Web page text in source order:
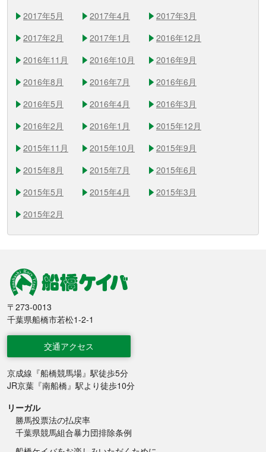
2017年5月
2017年4月
2017年3月
2017年2月
2017年1月
2016年12月
2016年11月
2016年10月
2016年9月
2016年8月
2016年7月
2016年6月
2016年5月
2016年4月
2016年3月
2016年2月
2016年1月
2015年12月
2015年11月
2015年10月
2015年9月
2015年8月
2015年7月
2015年6月
2015年5月
2015年4月
2015年3月
2015年2月
船橋競馬
〒273-0013
千葉県船橋市若松1-2-1
交通アクセス
京成線『船橋競馬場』駅徒歩5分
JR京葉『南船橋』駅より徒歩10分
リーガル
勝馬投票法の払戻率
千葉県競馬組合暴力団排除条例